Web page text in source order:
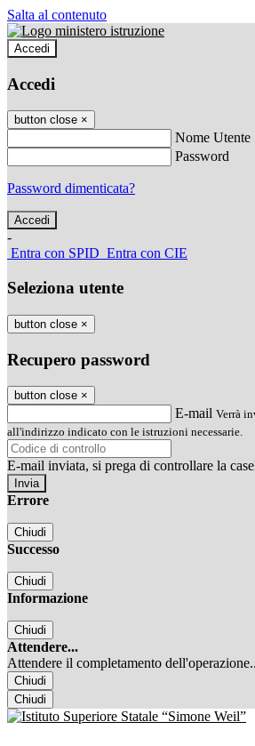
Salta al contenuto
Accedi
Accedi
button close ×
Nome Utente
Password
Password dimenticata?
-
Entra con SPID Entra con CIE
Seleziona utente
button close ×
Recupero password
button close ×
E-mail Verrà
all'indirizzo indicato con le istruzioni necessarie.
E-mail inviata, si prega di controllare la
Errore
Chiudi
Successo
Chiudi
Informazione
Chiudi
Attendere...
Attendere il completamento
Chiudi
Chiudi